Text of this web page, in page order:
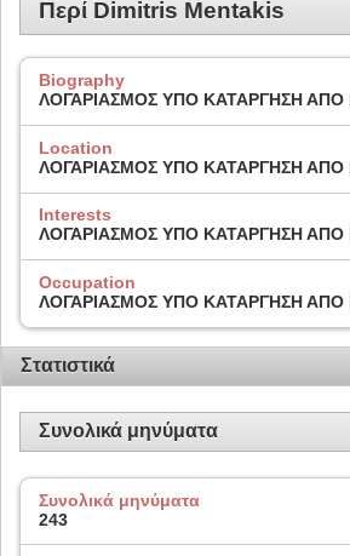
Περί Dimitris Mentakis
Biography
ΛΟΓΑΡΙΑΣΜΟΣ ΥΠΟ ΚΑΤΑΡΓΗΣΗ
Location
ΛΟΓΑΡΙΑΣΜΟΣ ΥΠΟ ΚΑΤΑΡΓΗΣΗ
Interests
ΛΟΓΑΡΙΑΣΜΟΣ ΥΠΟ ΚΑΤΑΡΓΗΣΗ
Occupation
ΛΟΓΑΡΙΑΣΜΟΣ ΥΠΟ ΚΑΤΑΡΓΗΣΗ
Στατιστικά
Συνολικά μηνύματα
Συνολικά μηνύματα
243